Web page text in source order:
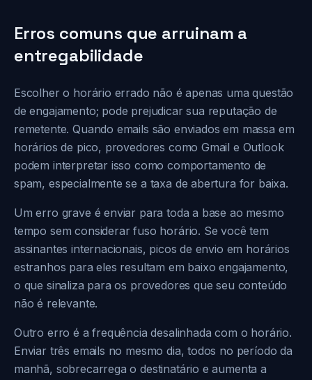
Erros comuns que arruinam a
entregabilidade
Escolher o horário errado não é apenas uma questão
de engajamento; pode prejudicar sua reputação de
remetente. Quando emails são enviados em massa em
horários de pico, provedores como Gmail e Outlook
podem interpretar isso como comportamento de
spam, especialmente se a taxa de abertura for baixa.
Um erro grave é enviar para toda a base ao mesmo
tempo sem considerar fuso horário. Se você tem
assinantes internacionais, picos de envio em horários
estranhos para eles resultam em baixo engajamento,
o que sinaliza para os provedores que seu conteúdo
não é relevante.
Outro erro é a frequência desalinhada com o horário.
Enviar três emails no mesmo dia, todos no período da
manhã, sobrecarrega o destinatário e aumenta a